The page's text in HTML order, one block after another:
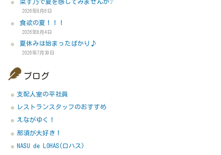
菜す乃で夏を感じてみませんか❔
2026年8月6日
食欲の夏！！！
2026年8月4日
夏休みは始まったばかり♪
2026年7月30日
ブログ
支配人室の平社員
レストランスタッフのおすすめ
えながゆく！
那須が大好き！
NASU de LOHAS(ロハス)